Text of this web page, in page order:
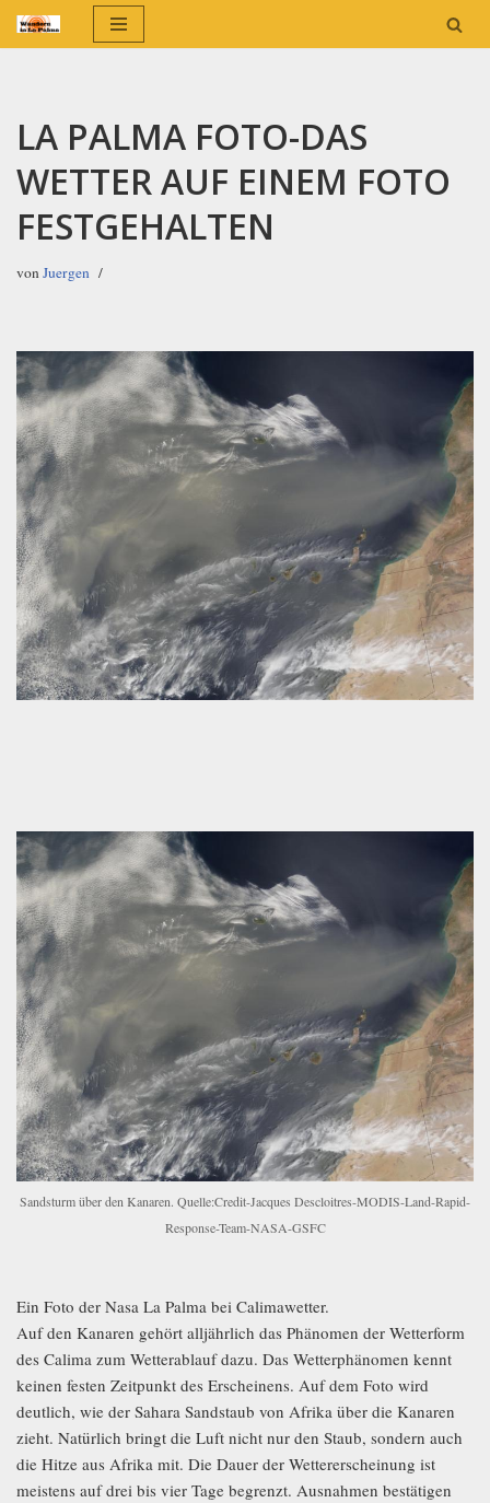
LA PALMA FOTO-DAS
WETTER AUF EINEM FOTO
FESTGEHALTEN
vonJuergen
Sandsturm über den Kanaren. Quelle:Credit-Jacques Descloitres-MODIS-Land-Rapid-
Response-Team-NASA-GSFC
Ein Foto der Nasa La Palma bei Calimawetter.
Auf den Kanaren gehört alljährlich das Phänomen der Wetterform
des Calima zum Wetterablauf dazu. Das Wetterphänomen kennt
keinen festen Zeitpunkt des Erscheinens. Auf dem Foto wird
deutlich, wie der Sahara Sandstaub von Afrika über die Kanaren
zieht. Natürlich bringt die Luft nicht nur den Staub, sondern auch
die Hitze aus Afrika mit. Die Dauer der Wettererscheinung ist
meistens auf drei bis vier Tage begrenzt. Ausnahmen bestätigen